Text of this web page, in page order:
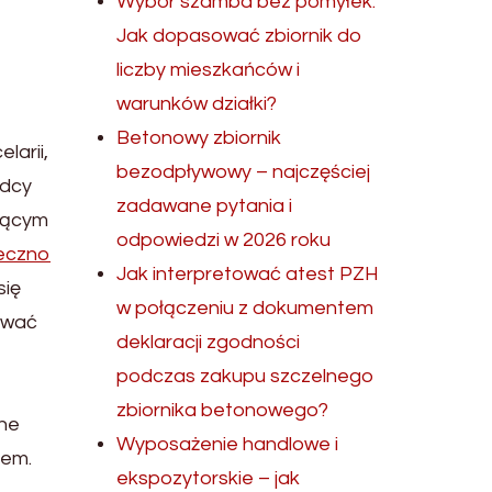
Jak dopasować zbiornik do
liczby mieszkańców i
warunków działki?
Betonowy zbiornik
bezodpływowy – najczęściej
zadawane pytania i
odpowiedzi w 2026 roku
Jak interpretować atest PZH
w połączeniu z dokumentem
deklaracji zgodności
podczas zakupu szczelnego
zbiornika betonowego?
Wyposażenie handlowe i
ekspozytorskie – jak